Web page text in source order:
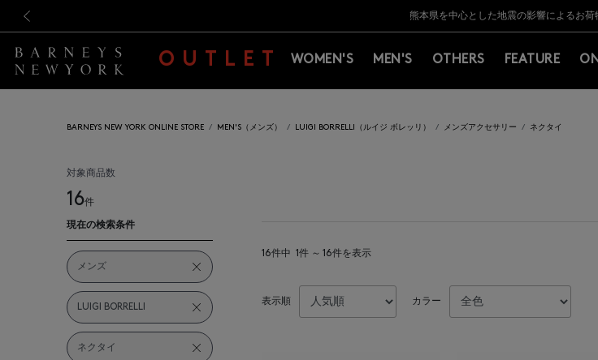
新規登録のお客様も対象！＜MY BARNEYS＞会員のお客様は11,000円（税込）
【夏季休業に伴う返品・交換承り一時停止の
熊本県を中心とした地震の影響によるお荷
【開催中】SUMMER SALEのご案内
新規登録のお客様も対象！＜MY BARNEYS＞会員のお客様は11,000円（税込）
【夏季休業に伴う返品・交換承り一時停止の
OUTLET WOMEN'S MEN'S OTHERS FEATURE
BARNEYS NEW YORK ONLINE STORE MEN'S（メンズ） LUIGI BORRELLI（ルイジ ボレッリ） メンズアクセサリー ネクタイ
対象商品数
16件
現在の検索条件
メンズ
LUIGI BORRELLI
ネクタイ
16件中 1件 ～ 16件を表示
表示順 カラー